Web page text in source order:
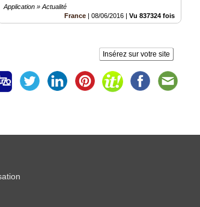
Application » Actualité
France |08/06/2016 |Vu 837324 fois
Insérez sur votre site